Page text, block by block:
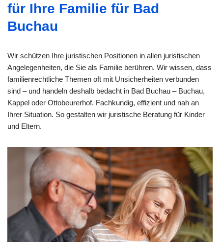
für Ihre Familie für Bad
Buchau
Wir schützen Ihre juristischen Positionen in allen juristischen
Angelegenheiten, die Sie als Familie berühren. Wir wissen, dass
familienrechtliche Themen oft mit Unsicherheiten verbunden
sind – und handeln deshalb bedacht in Bad Buchau – Buchau,
Kappel oder Ottobeurerhof. Fachkundig, effizient und nah an
Ihrer Situation. So gestalten wir juristische Beratung für Kinder
und Eltern.